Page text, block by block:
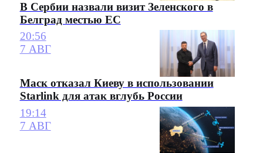
В Сербии назвали визит Зеленского в
Белград местью ЕС
20:56
7 АВГ
Маск отказал Киеву в использовании
Starlink для атак вглубь России
19:14
7 АВГ